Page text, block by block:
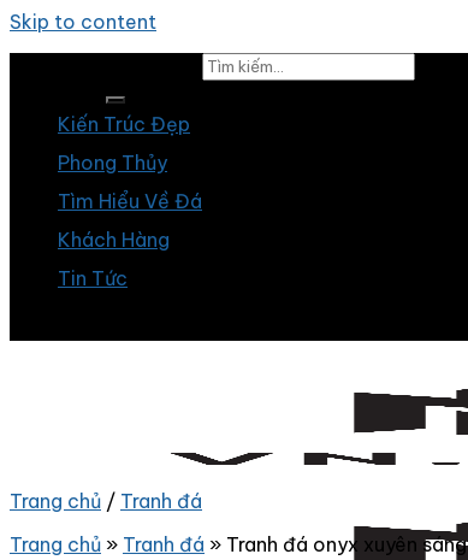
Skip to content
Kiến Trúc Đẹp
Phong Thủy
Tìm Hiểu Về Đá
Khách Hàng
Tin Tức
Trang chủ / Tranh đá
Trang chủ » Tranh đá » Tranh đá onyx xuyên sáng